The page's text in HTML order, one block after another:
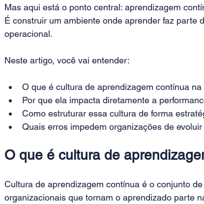
Mas aqui está o ponto central: aprendizagem
É construir um ambiente onde aprender faz parte
operacional.
Neste artigo, você vai entender:
O que é cultura de aprendizagem contínua na
Por que ela impacta diretamente a
Como estruturar essa cultura de forma
Quais erros impedem organizações de evoluir
O que é cultura de
Cultura de aprendizagem contínua é o conjunto
organizacionais que tornam o aprendizado parte